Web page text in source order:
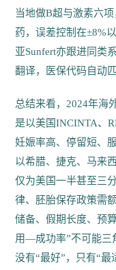
当地做B超与激素六
药，误差控制在±8%
亚Sunfert亦跟进同类
翻译，医保代码自动
总结来看，2024年海
是以美国INCINTA、
妊娠率高、停留短、
以希腊、捷克、马来
仅为美国一半甚至三
律、胚胎保存政策需
储备、假期长度、预
用—成功率”不可能三
没有“最好”，只有“